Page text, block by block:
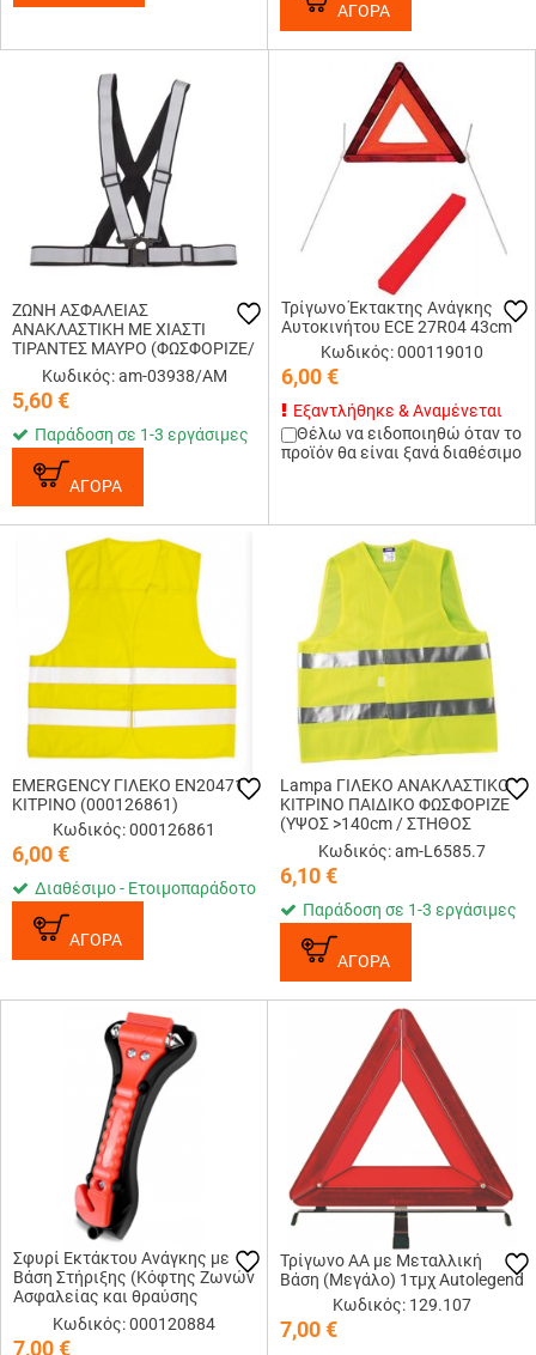
ΑΓΟΡΑ
ΖΩΝΗ ΑΣΦΑΛΕΙΑΣ
ΑΝΑΚΛΑΣΤΙΚΗ ΜΕ ΧΙΑΣΤΙ
ΤΙΡΑΝΤΕΣ ΜΑΥΡΟ (ΦΩΣΦΟΡΙΖΕ/
ΠΟΛΥΕΣΤΕΡΙΚΟ) AMIO - 1 ΤΕΜ.
Κωδικός: am-03938/AM
5,60€
Παράδοση σε 1-3 εργάσιμες
ΑΓΟΡΑ
Τρίγωνο Έκτακτης Ανάγκης
Αυτοκινήτου ECE 27R04 43cm
Κωδικός: 000119010
6,00€
Εξαντλήθηκε & Αναμένεται
Θέλω να ειδοποιηθώ όταν το
προϊόν θα είναι ξανά διαθέσιμο
EMERGENCY ΓΙΛΕΚΟ EN20471
ΚΙΤΡΙΝΟ (000126861)
Κωδικός: 000126861
6,00€
Διαθέσιμο - Ετοιμοπαράδοτο
ΑΓΟΡΑ
Lampa ΓΙΛΕΚΟ ΑΝΑΚΛΑΣΤΙΚΟ
ΚΙΤΡΙΝΟ ΠΑΙΔΙΚΟ ΦΩΣΦΟΡΙΖΕ
(ΥΨΟΣ >140cm / ΣΤΗΘΟΣ
48>90cm)Κωδικός: am-L6585.7
6,10€
Παράδοση σε 1-3 εργάσιμες
ΑΓΟΡΑ
Σφυρί Εκτάκτου Ανάγκης με
Βάση Στήριξης (Κόφτης Ζωνών
Ασφαλείας και θραύσης
Τζαμιών)Κωδικός: 000120884
7,00€
Τρίγωνο ΑΑ με Μεταλλική
Βάση (Μεγάλο) 1τμχ Autolegend
Κωδικός: 129.107
7,00€